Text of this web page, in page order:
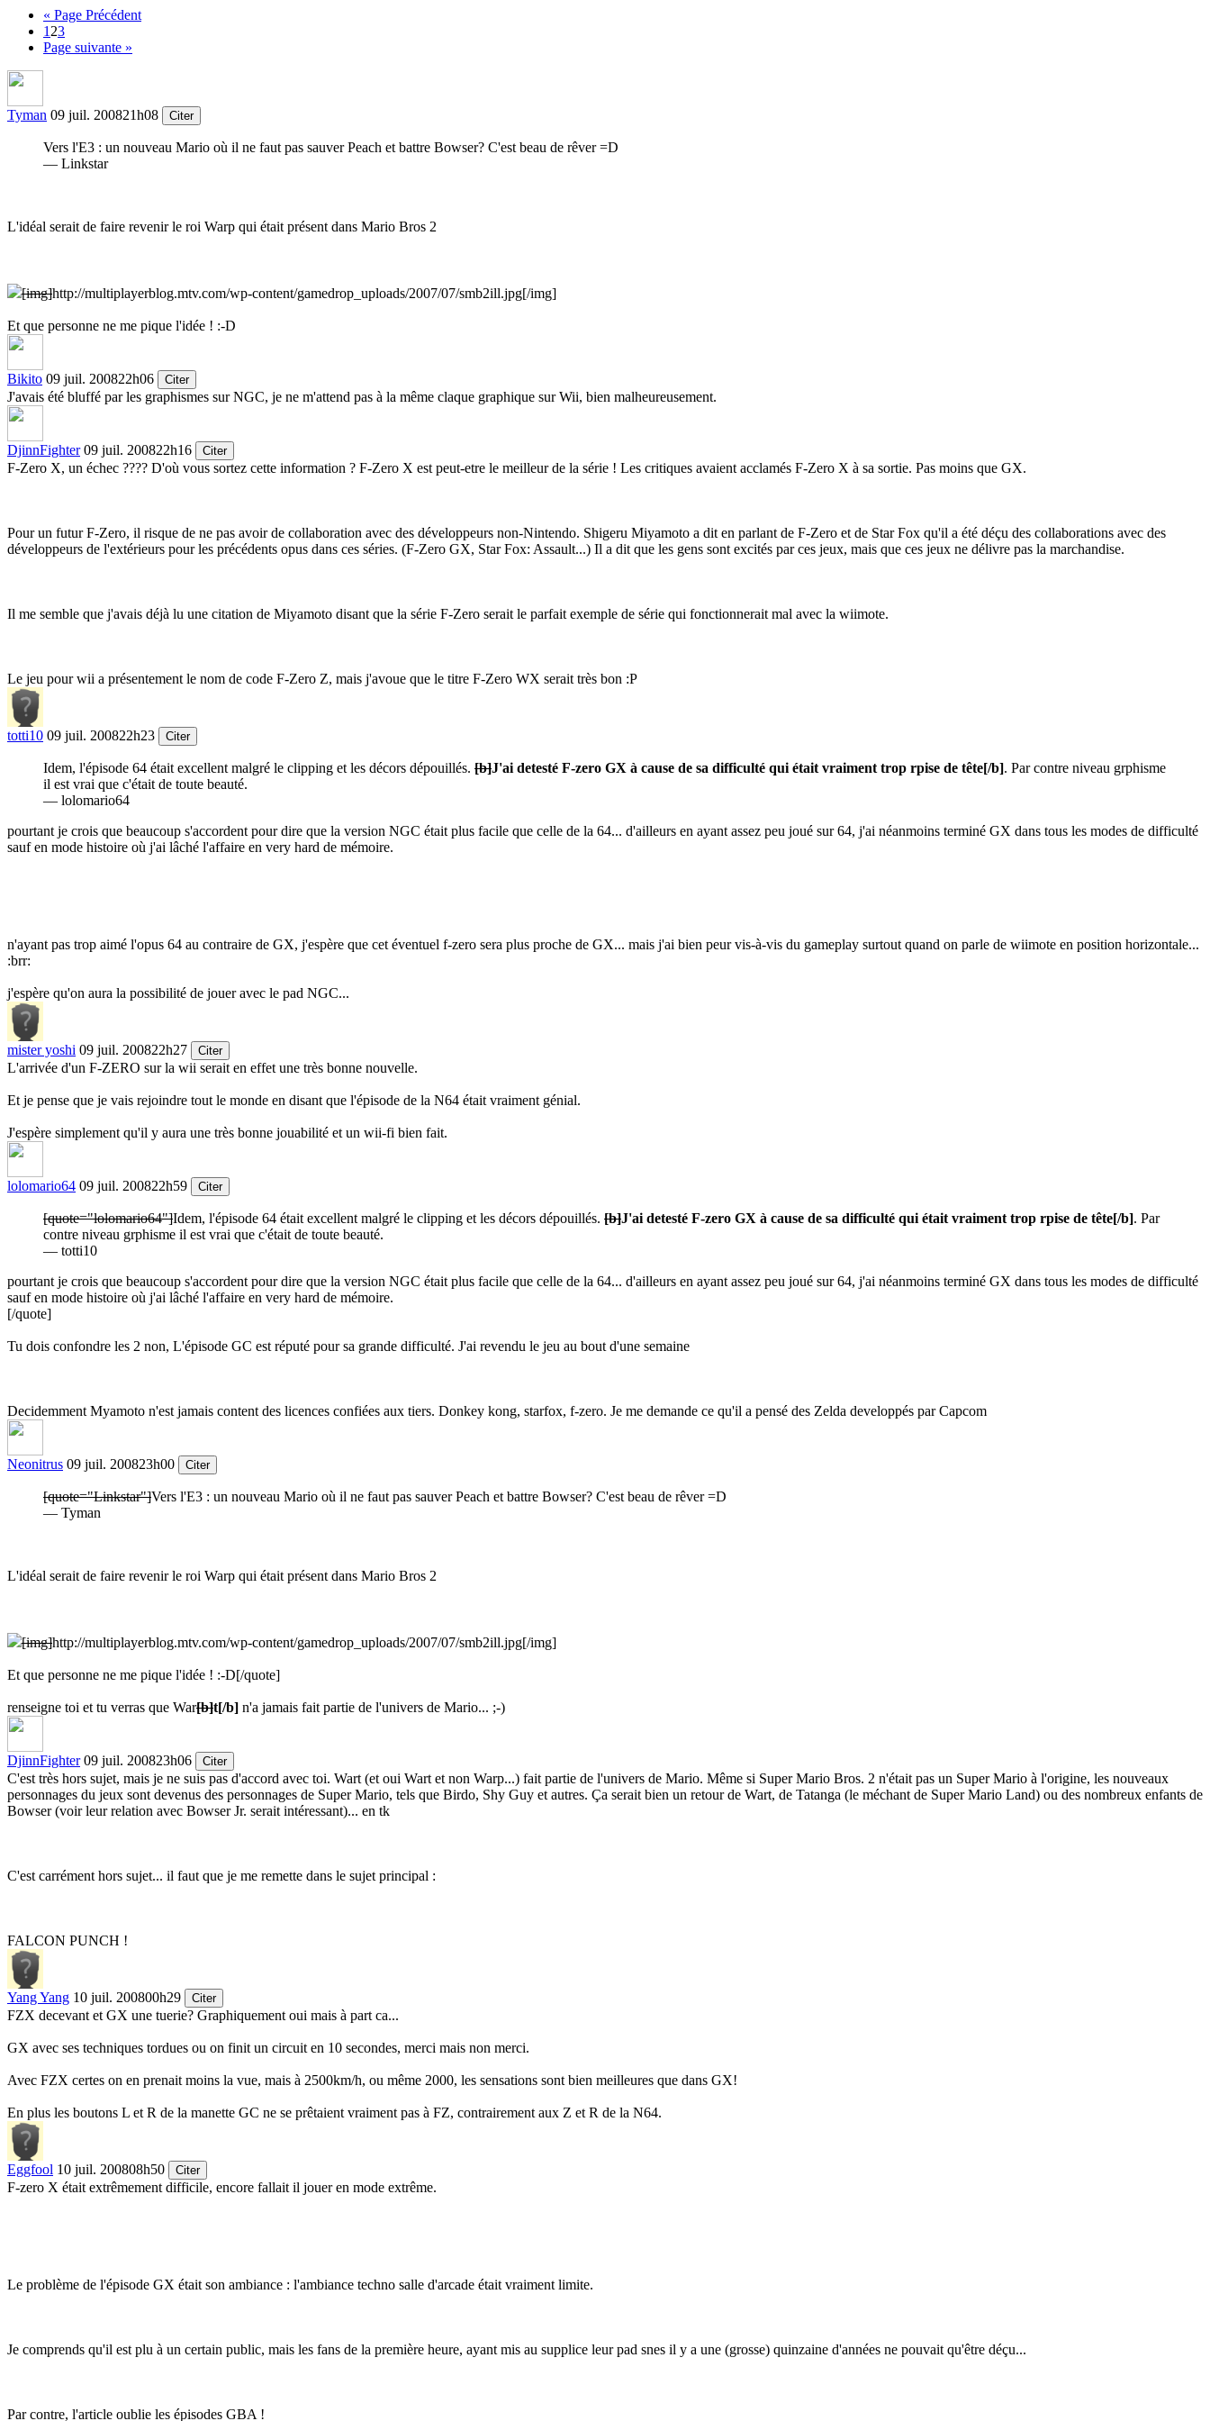
« Page Précédent
1 23
Page suivante »
Tyman 09 juil. 200821h08 Citer
Vers l'E3 : un nouveau Mario où il ne faut pas sauver Peach et battre Bowser? C'est beau de rêver =D
— Linkstar
L'idéal serait de faire revenir le roi Warp qui était présent dans Mario Bros 2
[img]http://multiplayerblog.mtv.com/wp-content/gamedrop_uploads/2007/07/smb2ill.jpg[/img]
Et que personne ne me pique l'idée ! :-D
Bikito 09 juil. 200822h06 Citer
J'avais été bluffé par les graphismes sur NGC, je ne m'attend pas à la même claque graphique sur Wii, bien malheureusement.
DjinnFighter 09 juil. 200822h16 Citer
F-Zero X, un échec ???? D'où vous sortez cette information ? F-Zero X est peut-etre le meilleur de la série ! Les critiques avaient acclamés F-Zero X à sa sortie. Pas moins que GX.
Pour un futur F-Zero, il risque de ne pas avoir de collaboration avec des développeurs non-Nintendo. Shigeru Miyamoto a dit en parlant de F-Zero et de Star Fox qu'il a été déçu des collaborations avec des
développeurs de l'extérieurs pour les précédents opus dans ces séries. (F-Zero GX, Star Fox: Assault...) Il a dit que les gens sont excités par ces jeux, mais que ces jeux ne délivre pas la marchandise.
Il me semble que j'avais déjà lu une citation de Miyamoto disant que la série F-Zero serait le parfait exemple de série qui fonctionnerait mal avec la wiimote.
Le jeu pour wii a présentement le nom de code F-Zero Z, mais j'avoue que le titre F-Zero WX serait très bon :P
totti10 09 juil. 200822h23 Citer
Idem, l'épisode 64 était excellent malgré le clipping et les décors dépouillés. [b]J'ai detesté F-zero GX à cause de sa difficulté qui était vraiment trop rpise de tête[/b]. Par contre niveau grphisme
il est vrai que c'était de toute beauté.
— lolomario64
pourtant je crois que beaucoup s'accordent pour dire que la version NGC était plus facile que celle de la 64... d'ailleurs en ayant assez peu joué sur 64, j'ai néanmoins terminé GX dans tous les modes de difficulté
sauf en mode histoire où j'ai lâché l'affaire en very hard de mémoire.
n'ayant pas trop aimé l'opus 64 au contraire de GX, j'espère que cet éventuel f-zero sera plus proche de GX... mais j'ai bien peur vis-à-vis du gameplay surtout quand on parle de wiimote en position horizontale...
:brr:
j'espère qu'on aura la possibilité de jouer avec le pad NGC...
mister yoshi 09 juil. 200822h27 Citer
L'arrivée d'un F-ZERO sur la wii serait en effet une très bonne nouvelle.
Et je pense que je vais rejoindre tout le monde en disant que l'épisode de la N64 était vraiment génial.
J'espère simplement qu'il y aura une très bonne jouabilité et un wii-fi bien fait.
lolomario64 09 juil. 200822h59 Citer
[quote="lolomario64"]Idem, l'épisode 64 était excellent malgré le clipping et les décors dépouillés. [b]J'ai detesté F-zero GX à cause de sa difficulté qui était vraiment trop rpise de tête[/b]. Par
contre niveau grphisme il est vrai que c'était de toute beauté.
— totti10
pourtant je crois que beaucoup s'accordent pour dire que la version NGC était plus facile que celle de la 64... d'ailleurs en ayant assez peu joué sur 64, j'ai néanmoins terminé GX dans tous les modes de difficulté
sauf en mode histoire où j'ai lâché l'affaire en very hard de mémoire.
[/quote]
Tu dois confondre les 2 non, L'épisode GC est réputé pour sa grande difficulté. J'ai revendu le jeu au bout d'une semaine
Decidemment Myamoto n'est jamais content des licences confiées aux tiers. Donkey kong, starfox, f-zero. Je me demande ce qu'il a pensé des Zelda developpés par Capcom
Neonitrus 09 juil. 200823h00 Citer
[quote="Linkstar"]Vers l'E3 : un nouveau Mario où il ne faut pas sauver Peach et battre Bowser? C'est beau de rêver =D
— Tyman
L'idéal serait de faire revenir le roi Warp qui était présent dans Mario Bros 2
[img]http://multiplayerblog.mtv.com/wp-content/gamedrop_uploads/2007/07/smb2ill.jpg[/img]
Et que personne ne me pique l'idée ! :-D[/quote]
renseigne toi et tu verras que War[b]t[/b] n'a jamais fait partie de l'univers de Mario... ;-)
DjinnFighter 09 juil. 200823h06 Citer
C'est très hors sujet, mais je ne suis pas d'accord avec toi. Wart (et oui Wart et non Warp...) fait partie de l'univers de Mario. Même si Super Mario Bros. 2 n'était pas un Super Mario à l'origine, les nouveaux
personnages du jeux sont devenus des personnages de Super Mario, tels que Birdo, Shy Guy et autres. Ça serait bien un retour de Wart, de Tatanga (le méchant de Super Mario Land) ou des nombreux enfants de
Bowser (voir leur relation avec Bowser Jr. serait intéressant)... en tk
C'est carrément hors sujet... il faut que je me remette dans le sujet principal :
FALCON PUNCH !
Yang Yang 10 juil. 200800h29 Citer
FZX decevant et GX une tuerie? Graphiquement oui mais à part ca...
GX avec ses techniques tordues ou on finit un circuit en 10 secondes, merci mais non merci.
Avec FZX certes on en prenait moins la vue, mais à 2500km/h, ou même 2000, les sensations sont bien meilleures que dans GX!
En plus les boutons L et R de la manette GC ne se prêtaient vraiment pas à FZ, contrairement aux Z et R de la N64.
Eggfool 10 juil. 200808h50 Citer
F-zero X était extrêmement difficile, encore fallait il jouer en mode extrême.
Le problème de l'épisode GX était son ambiance : l'ambiance techno salle d'arcade était vraiment limite.
Je comprends qu'il est plu à un certain public, mais les fans de la première heure, ayant mis au supplice leur pad snes il y a une (grosse) quinzaine d'années ne pouvait qu'être déçu...
Par contre, l'article oublie les épisodes GBA !